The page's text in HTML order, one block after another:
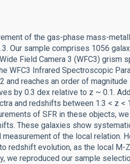
of the gas-phase mass-
Our sample comprises 1056
Field Camera 3 (WFC3)
WFC3 Infrared Spectroscopic
and reaches an order of
by 0.3 dex relative to z ~ 0.1.
and redshifts between 1.3 < z
of SFR in these objects,
These galaxies show
of the local relation.
redshift evolution, as the local M-
we reproduced our sample